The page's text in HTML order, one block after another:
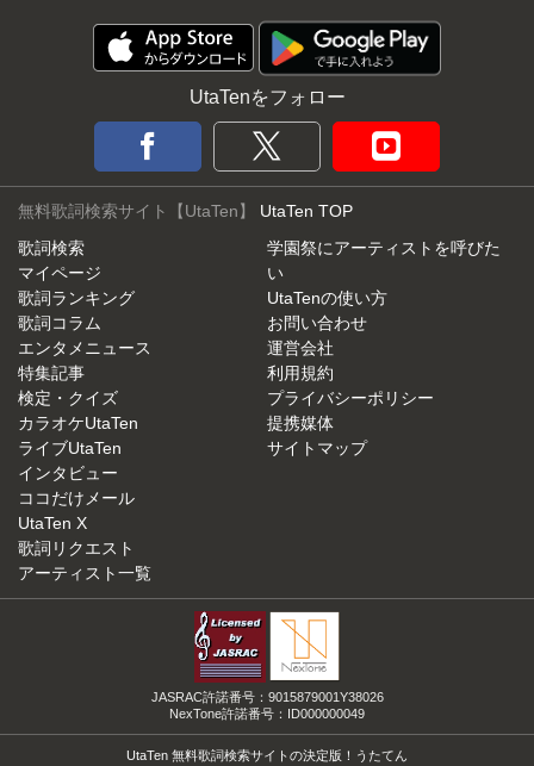
UtaTenをフォロー
無料歌詞検索サイト【UtaTen】 UtaTen TOP
歌詞検索
マイページ
歌詞ランキング
歌詞コラム
エンタメニュース
特集記事
検定・クイズ
カラオケUtaTen
ライブUtaTen
インタビュー
ココだけメール
UtaTen X
歌詞リクエスト
アーティスト一覧
学園祭にアーティストを呼びた
い
UtaTenの使い方
お問い合わせ
運営会社
利用規約
プライバシーポリシー
提携媒体
サイトマップ
JASRAC許諾番号：9015879001Y38026
NexTone許諾番号：ID000000049
UtaTen 無料歌詞検索サイトの決定版！うたてん